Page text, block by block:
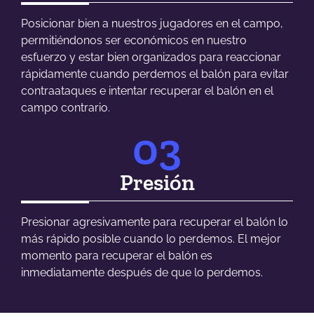
Posicionar bien a nuestros jugadores en el campo,
permitiéndonos ser económicos en nuestro
esfuerzo y estar bien organizados para reaccionar
rápidamente cuando perdemos el balón para evitar
contraataques e intentar recuperar el balón en el
campo contrario.
03
Presión
Presionar agresivamente para recuperar el balón lo
más rápido posible cuando lo perdemos. El mejor
momento para recuperar el balón es
inmediatamente después de que lo perdemos.